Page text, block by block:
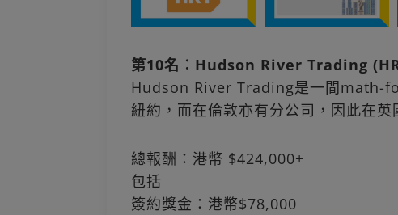
第10名︰Hudson River Trading
Hudson River Trading是一間math-
紐約，而在倫敦亦有分公司，因此在英
總報酬：港幣 $424,000+
包括
簽約獎金：港幣$78,000